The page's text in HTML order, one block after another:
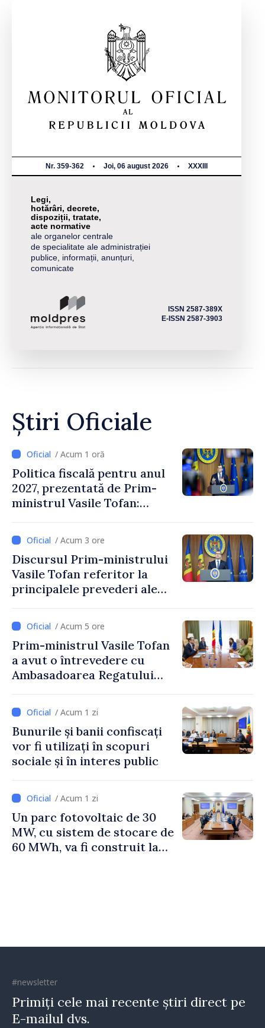
Nr. 359-362 Joi, 06 august 2026 XXXIII
Legi,
hotărâri, decrete,
dispoziții, tratate,
acte normative
ale organelor centrale
de specialitate ale administrației
publice, informații, anunțuri,
comunicate
ISSN 2587-389X
E-ISSN 2587-3903
Știri Oficiale
/ Acum 1 oră
Politica fiscală pentru anul
2027, prezentată de Prim-
ministrul Vasile Tofan:
stimularea investițiilor și o
taxare mai echitabilă
/ Acum 3 ore
Discursul Prim-ministrului
Vasile Tofan referitor la
principalele prevederi ale
2027
/ Acum 5 ore
Prim-ministrul Vasile Tofan
a avut o întrevedere cu
Ambasadoarea Regatului
Irlandei de Nord, Fern
Horine / Acum 1 zi
Bunurile și banii confiscați
vor fi utilizați în scopuri
sociale și în interes public
/ Acum 1 zi
Un parc fotovoltaic de 30
MW, cu sistem de stocare de
60 MWh, va fi construit la
#newsletter
Primiți cele mai recente știri direct pe
E-mailul dvs.